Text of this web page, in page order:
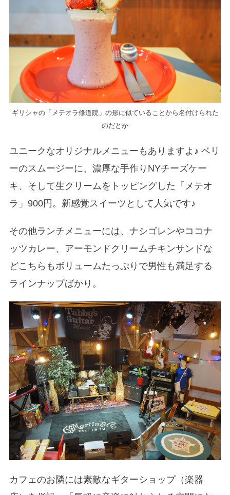
ギリシャの「メテオラ修道院」の形に似ていることから名付けられた
のだとか
ユニークなオリジナルメニューもありますよ♪ ベリ
ーのスムージーに、濃厚な手作りNYチーズケー
キ、そして生クリームをトッピングした「メテオ
ラ」900円。新感覚スイーツとして人気です♪
その他ランチメニューには、ナシゴレンやココナ
ッツカレー、アーモンドクリームチキンサンドな
どこちらもボリュームたっぷりで男性も満足する
ラインナップばかり。
カフェのお隣には素敵なギターショップ（楽器